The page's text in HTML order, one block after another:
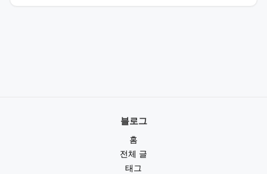
블로그
홈
전체 글
태그